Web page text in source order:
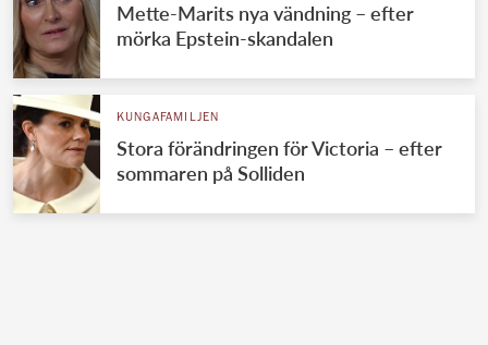
Mette-Marits nya vändning – efter
mörka Epstein-skandalen
KUNGAFAMILJEN
Stora förändringen för Victoria – efter
sommaren på Solliden